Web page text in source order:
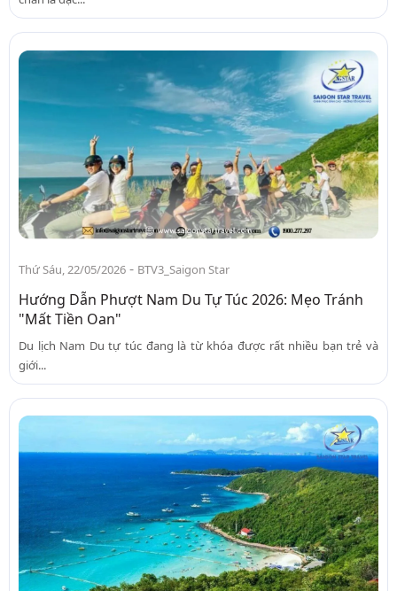
Thứ Sáu, 22/05/2026 - BTV3_Saigon Star
Hướng Dẫn Phượt Nam Du Tự Túc 2026: Mẹo Tránh
"Mất Tiền Oan"
Du lịch Nam Du tự túc đang là từ khóa được rất nhiều bạn trẻ và
giới...